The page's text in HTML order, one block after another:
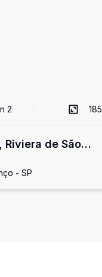
2 185
de São
- SP